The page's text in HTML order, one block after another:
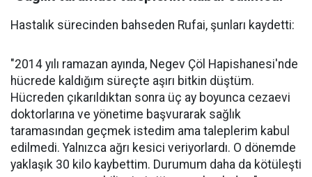
Hastalık sürecinden bahseden Rufai, şunları kaydetti:
"2014 yılı ramazan ayında, Negev Çöl Hapishanesi'nde
hücrede kaldığım süreçte aşırı bitkin düştüm.
Hücreden çıkarıldıktan sonra üç ay boyunca cezaevi
doktorlarına ve yönetime başvurarak sağlık
taramasından geçmek istedim ama taleplerim kabul
edilmedi. Yalnızca ağrı kesici veriyorlardı. O dönemde
yaklaşık 30 kilo kaybettim. Durumum daha da kötüleşti